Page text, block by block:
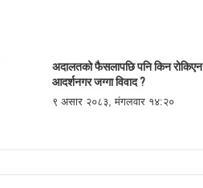
अदालतको फैसलापछि पनि किन रोकिएन
आदर्शनगर जग्गा विवाद ?
९ असार २०८३, मंगलवार १४:२०